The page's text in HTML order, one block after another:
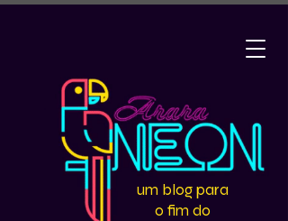
um blog para
o fim do